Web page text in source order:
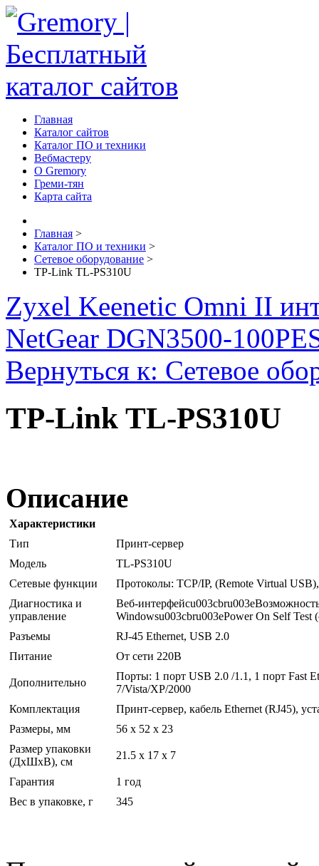
Главная
Каталог сайтов
Каталог ПО и техники
Вебмастеру
О Gremory
Греми-тян
Карта сайта
Главная >
Каталог ПО и техники >
Сетевое оборудование >
TP-Link TL-PS310U
Zyxel Keenetic Omni II
NetGear DGN3500-
Вернуться к: Сетевое
TP-Link TL-PS310U
Описание
Характеристики
Тип
Принт-сервер
Модель
TL-PS310U
Сетевые функции
Протоколы: TCP/IP, (Remote Virtual
Диагностика и
управление
Веб-
Windowsu003cbru003ePower On Self
Разъемы
RJ-45 Ethernet, USB 2.0
Питание
От сети 220В
Дополнительно
Порты: 1 порт USB 2.0 /1.1, 1 порт Fast
7/Vista/XP/2000
Комплектация
Принт-сервер, кабель Ethernet (RJ45),
Размеры, мм
56 x 52 x 23
Размер упаковки
(ДхШхВ), см
21.5 x 17 x 7
Гарантия
1 год
Вес в упаковке, г
345